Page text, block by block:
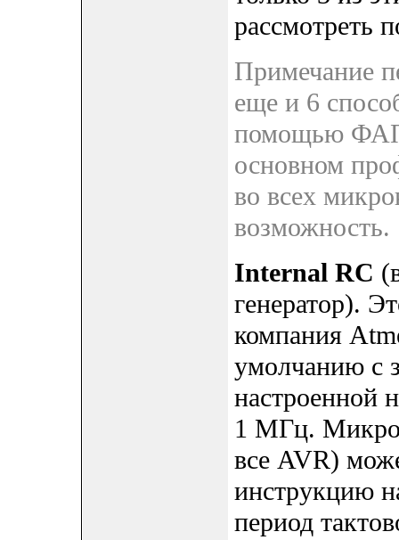
рассмотреть
Примечание
еще и 6
помощью
основном
во всех
возможность.
Internal RC
генератор).
компания
умолчанию с
настроенной
1 МГц.
все AVR)
инструкцию
период